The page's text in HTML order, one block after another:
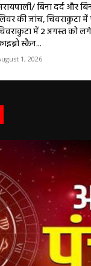
बिना दर्द और
की जांच, चिवराकुटा
में 2 अगस्त को
स्कैन...
1, 2026